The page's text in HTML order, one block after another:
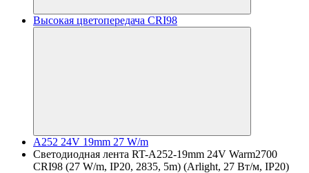
Высокая цветопередача CRI98
A252 24V 19mm 27 W/m
Светодиодная лента RT-A252-19mm 24V Warm2700
CRI98 (27 W/m, IP20, 2835, 5m) (Arlight, 27 Вт/м, IP20)